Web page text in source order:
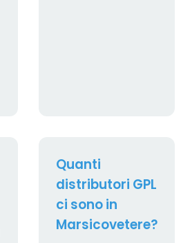
Quanti
distributori GPL
ci sono in
Marsicovetere?